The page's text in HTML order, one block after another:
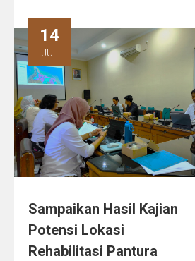
14
JUL
Sampaikan Hasil Kajian
Potensi Lokasi
Rehabilitasi Pantura